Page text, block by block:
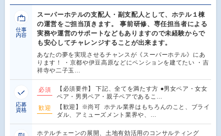
仕事
内容
スーパーホテルの支配人・副支配人として、ホテル１棟
の運営をご担当頂きます。 事前研修、専任担当者による
実務や運営のサポートなどもありますので未経験からで
も安心してチャレンジすることが出来ます。
あなたの夢を実現させるチャンスが《スーパーホテル》にあ
ります！ ・京都や伊豆高原などにペンションを建てたい ・吉
祥寺や二子玉…
応募
資格
必須
【必須要件】 下記、全てを満たす方 ●男女ペア・女女
ペア・男男ペア・親子ペアであるこ…
歓迎
【歓迎】※尚可 ホテル業界はもちろんのこと、ブライ
ダル、アミューズメント業界や、…
ホテルチェーンの展開、土地有効活用のコンサルティング